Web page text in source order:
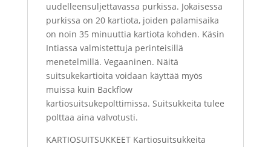
uudelleensuljettavassa purkissa. Jokaisessa
purkissa on 20 kartiota, joiden palamisaika
on noin 35 minuuttia kartiota kohden. Käsin
Intiassa valmistettuja perinteisillä
menetelmillä. Vegaaninen. Näitä
suitsukekartioita voidaan käyttää myös
muissa kuin Backflow
kartiosuitsukepolttimissa. Suitsukkeita tulee
polttaa aina valvotusti.
KARTIOSUITSUKKEET Kartiosuitsukkeita